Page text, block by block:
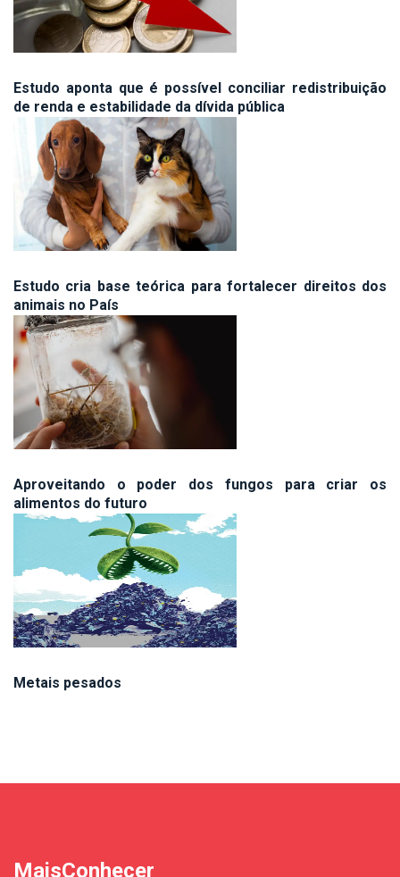
Estudo aponta que é possível conciliar redistribuição
de renda e estabilidade da dívida pública
Estudo cria base teórica para fortalecer direitos dos
animais no País
Aproveitando o poder dos fungos para criar os
alimentos do futuro
Metais pesados
MaisConhecer